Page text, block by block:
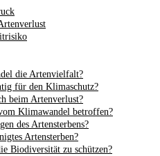
die Artenvielfalt?
für den Klimaschutz?
beim Artenverlust?
Klimawandel betroffen?
des Artensterbens?
Artensterben?
Biodiversität zu schützen?